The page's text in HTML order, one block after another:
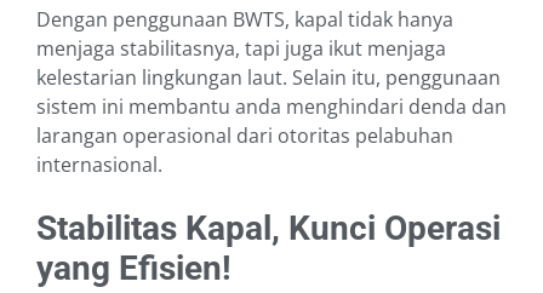
Dengan penggunaan BWTS, kapal tidak hanya
menjaga stabilitasnya, tapi juga ikut menjaga
kelestarian lingkungan laut. Selain itu, penggunaan
sistem ini membantu anda menghindari denda dan
larangan operasional dari otoritas pelabuhan
internasional.
Stabilitas Kapal, Kunci Operasi
yang Efisien!